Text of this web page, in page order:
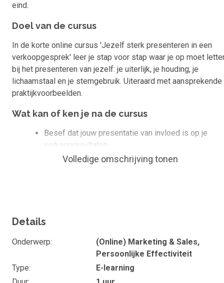
eind.
Doel van de cursus
In de korte online cursus 'Jezelf sterk presenteren in een
verkoopgesprek' leer je stap voor stap waar je op moet
bij het presenteren van jezelf: je uiterlijk, je houding, je
lichaamstaal en je stemgebruik. Uiteraard met aansprekende
praktijkvoorbeelden.
Wat kan of ken je na de cursus
Besef dat jouw presentatie van invloed is op je
verkoopresultaten
Bewustzijn van uiterlijk, houding, lichaamstaal en
verkoopgesprek' duurt ongeveer 1 uur. Wil je het maximale
rendement uit je online training halen, gebruik dan de
ondersteunende lesmaterialen. De totale studiebelasting
Volledige omschrijving tonen
Details
Onderwerp
(Online) Marketing & Sales,
Persoonlijke Effectiviteit
Type
E-learning